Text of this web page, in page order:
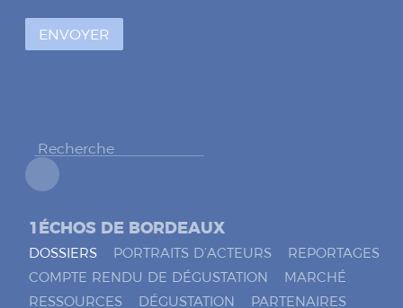
à
ENVOYER
1ÉCHOS DE BORDEAUX
DOSSIERS PORTRAITS D’ACTEURS
REPORTAGES
COMPTE RENDU DE DÉGUSTATION
MARCHÉ
RESSOURCES
DÉGUSTATION PARTENAIRES